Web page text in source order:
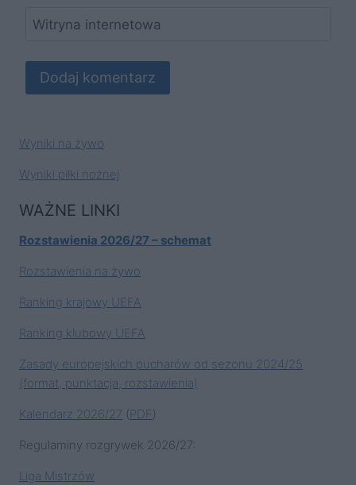
Witryna internetowa
Wyniki na żywo
Wyniki piłki nożnej
WAŻNE LINKI
Rozstawienia 2026/27 – schemat
Rozstawienia na żywo
Ranking krajowy UEFA
Ranking klubowy UEFA
Zasady europejskich pucharów od sezonu 2024/25
(format, punktacja, rozstawienia)
Kalendarz 2026/27 (PDF)
Regulaminy rozgrywek 2026/27:
Liga Mistrzów